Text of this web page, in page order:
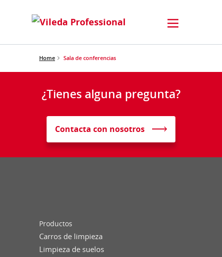
Home Sala de conferencias
¿Tienes alguna pregunta?
Contacta con nosotros
Productos
Carros de limpieza
Limpieza de suelos